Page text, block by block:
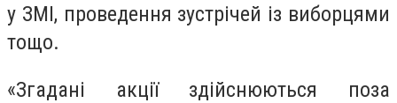
у ЗМІ, проведення зустрічей із виборцями
тощо.
«Згадані акції здійснюються поза